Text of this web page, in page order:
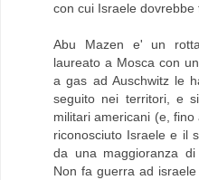
con cui Israele dovrebbe
Abu Mazen e' un
laureato a Mosca con
a gas ad Auschwitz le
seguito nei territori, e
militari americani (e,
riconosciuto Israele e il
da una maggioranza
Non fa guerra ad